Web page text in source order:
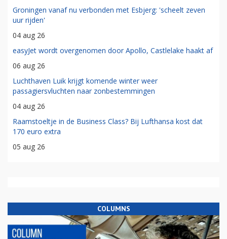
Groningen vanaf nu verbonden met Esbjerg: 'scheelt zeven
uur rijden'
04 aug 26
easyJet wordt overgenomen door Apollo, Castlelake haakt af
06 aug 26
Luchthaven Luik krijgt komende winter weer
passagiersvluchten naar zonbestemmingen
04 aug 26
Raamstoeltje in de Business Class? Bij Lufthansa kost dat
170 euro extra
05 aug 26
COLUMNS